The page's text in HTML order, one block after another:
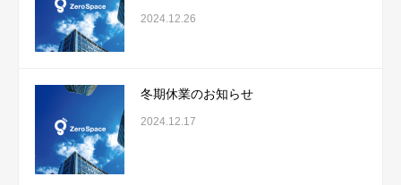
2024.12.26
冬期休業のお知らせ
2024.12.17